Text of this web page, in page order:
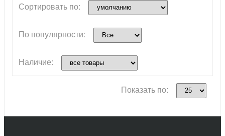
Сортировать по:
По популярности:
Наличие:
Показать по: